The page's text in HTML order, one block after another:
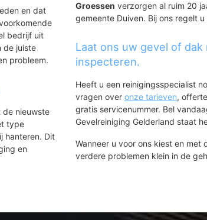
en dat
bedrijf uit
de juiste
probleem.
de nieuwste
type
hanteren. Dit
en
Groessen verzorgen al ruim 20
gemeente Duiven. Bij ons regelt
Laat ons uw gevel of
inspecteren.
Heeft u een reinigingsspecialist
vragen over onze tarieven,
gratis servicenummer. Bel
Gevelreiniging Gelderland staat
Wanneer u voor ons kiest en met
verdere problemen klein in de